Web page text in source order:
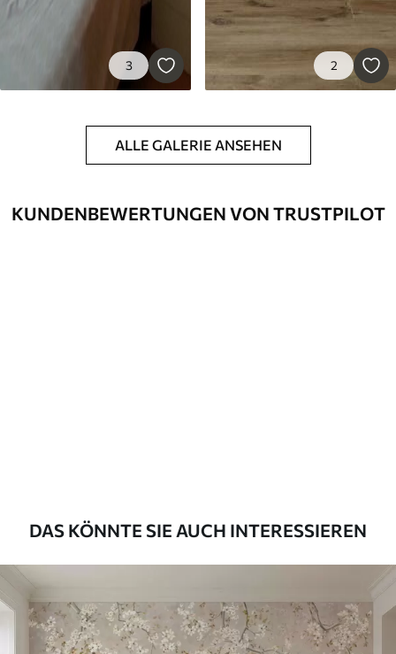
3 2
ALLE GALERIE ANSEHEN
KUNDENBEWERTUNGEN VON TRUSTPILOT
DAS KÖNNTE SIE AUCH INTERESSIEREN